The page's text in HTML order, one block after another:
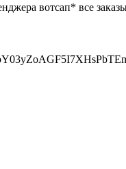
вотсап* все